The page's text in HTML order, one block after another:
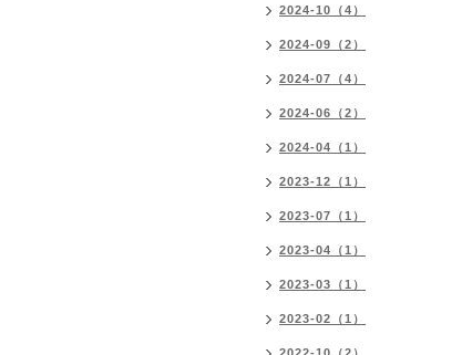
2024-10（4）
2024-09（2）
2024-07（4）
2024-06（2）
2024-04（1）
2023-12（1）
2023-07（1）
2023-04（1）
2023-03（1）
2023-02（1）